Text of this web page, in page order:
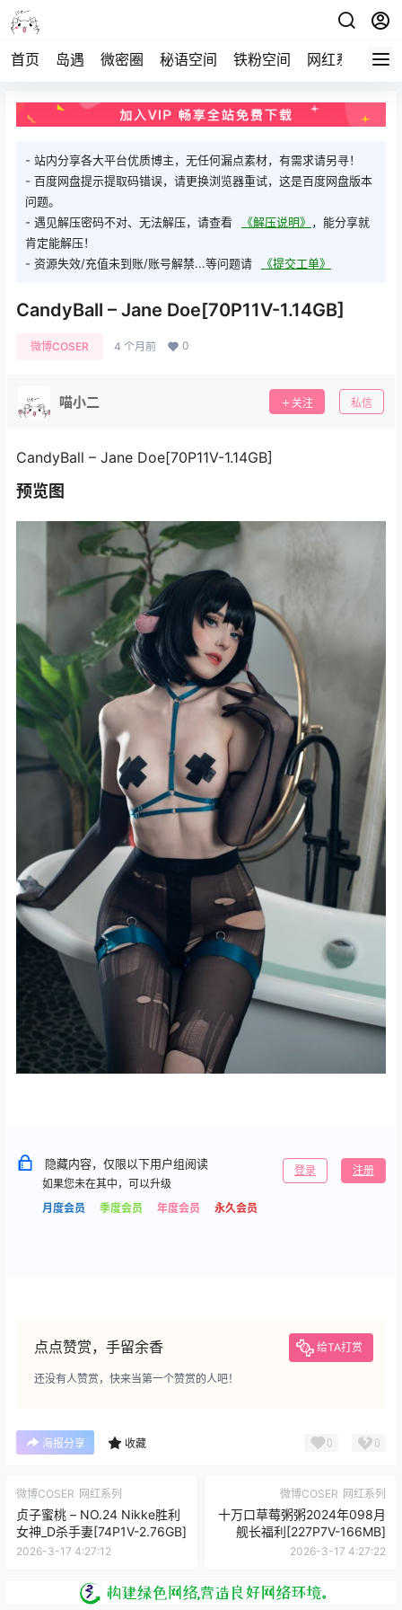
首页 岛遇 微密圈 秘语空间 铁粉空间 网红系列 打
- 站内分享各大平台优质博主，无任何漏点素材，有需求请另寻！
- 百度网盘提示提取码错误，请更换浏览器重试，这是百度网盘版本
问题。
- 遇见解压密码不对、无法解压，请查看
《解压说明》 ，能分享就
肯定能解压！
- 资源失效/充值未到账/账号解禁...等问题请
《提交工单》
CandyBall – Jane Doe[70P11V-1.14GB]
微博COSER 4 个月前 0
喵小二 关注 私信
CandyBall – Jane Doe[70P11V-1.14GB]
预览图
隐藏内容，仅限以下用户组阅读
如果您未在其中，可以升级
月度会员
季度会员 年度会员 永久会员
登录 注册
点点赞赏，手留余香 给TA打赏
还没有人赞赏，快来当第一个赞赏的人吧！
海报分享 收藏 0 0
微博COSER 网红系列
贞子蜜桃 – NO.24 Nikke胜利
女神_D杀手妻[74P1V-2.76GB]
2026-3-17 4:27:12
微博COSER 网红系列
十万口草莓粥粥2024年098月
舰长福利[227P7V-166MB]
2026-3-17 4:27:22